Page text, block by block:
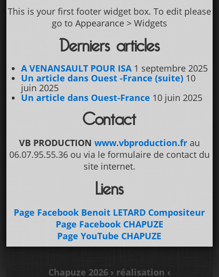
This is your first footer widget box. To edit please
go to Appearance > Widgets
Derniers articles
A VENANSAULT POUR ISA 1 septembre 2025
Un article dans Ouest -France (suite) 10
juin 2025
Un article dans Ouest-France 10 juin 2025
Contact
VB PRODUCTION www.vbproduction.frau
06.07.95.55.36 ou via le formulaire de contact du
site internet.
Liens
Page Facebook Benoit LETARD Compositeur
Page Facebook CHAPUZE
Page YouTube CHAPUZE
Chapuze 2026 › réalisation ‹